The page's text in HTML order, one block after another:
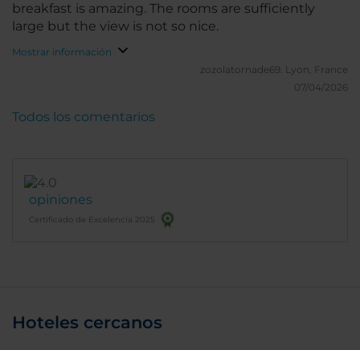
breakfast is amazing. The rooms are sufficiently
large but the view is not so nice.
Mostrar información
zozolatornade69. Lyon, France
07/04/2026
opiniones
Certificado de Excelencia 2025
Todos los comentarios
Hoteles cercanos